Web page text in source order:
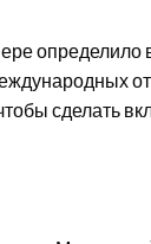
определило
сделать